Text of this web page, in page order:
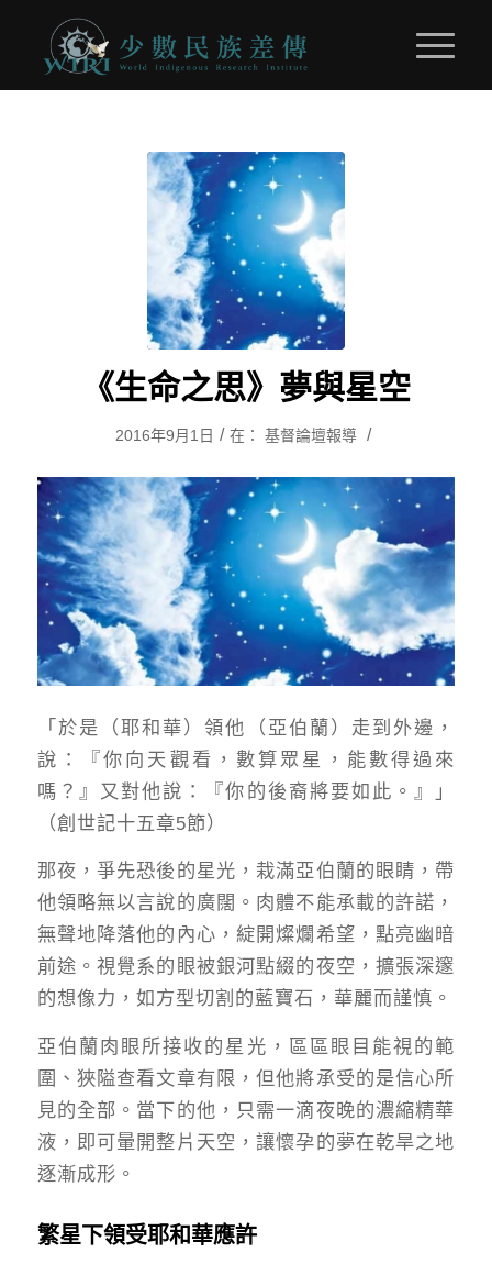
《生命之思》夢與星空
2016年9月1日 / 在： 基督論壇報導 /
「於是（耶和華）領他（亞伯蘭）走到外邊，
說：『你向天觀看，數算眾星，能數得過來
嗎？』又對他說：『你的後裔將要如此。』」
（創世記十五章5節）
那夜，爭先恐後的星光，栽滿亞伯蘭的眼睛，帶
他領略無以言說的廣闊。肉體不能承載的許諾，
無聲地降落他的內心，綻開燦爛希望，點亮幽暗
前途。視覺系的眼被銀河點綴的夜空，擴張深邃
的想像力，如方型切割的藍寶石，華麗而謹慎。
亞伯蘭肉眼所接收的星光，區區眼目能視的範
圍、狹隘查看文章有限，但他將承受的是信心所
見的全部。當下的他，只需一滴夜晚的濃縮精華
液，即可暈開整片天空，讓懷孕的夢在乾旱之地
逐漸成形。
繁星下領受耶和華應許